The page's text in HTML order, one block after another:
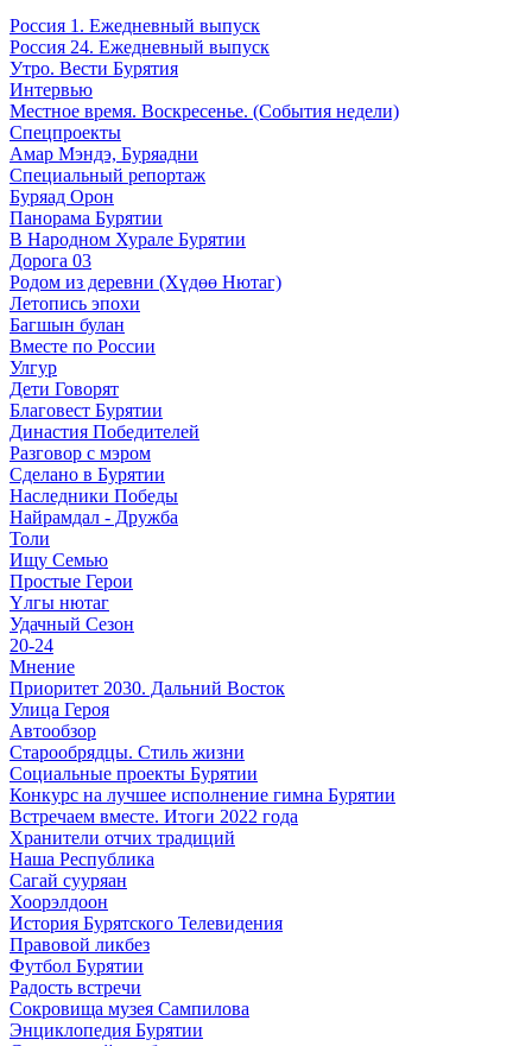
Россия 1. Ежедневный выпуск
Россия 24. Ежедневный выпуск
Утро. Вести Бурятия
Интервью
Местное время. Воскресенье. (События недели)
Спецпроекты
Амар Мэндэ, Буряадни
Специальный репортаж
Буряад Орон
Панорама Бурятии
В Народном Хурале Бурятии
Дорога 03
Родом из деревни (Хүдөө Нютаг)
Летопись эпохи
Багшын булан
Вместе по России
Улгур
Дети Говорят
Благовест Бурятии
Династия Победителей
Разговор с мэром
Сделано в Бурятии
Наследники Победы
Найрамдал - Дружба
Толи
Ищу Cемью
Простые Герои
Үлгы нютаг
Удачный Сезон
20-24
Мнение
Приоритет 2030. Дальний Восток
Улица Героя
Автообзор
Старообрядцы. Cтиль жизни
Социальные проекты Бурятии
Конкурс на лучшее исполнение гимна Бурятии
Встречаем вместе. Итоги 2022 года
Хранители отчих традиций
Наша Республика
Сагай сууряан
Хоорэлдоон
История Бурятского Телевидения
Правовой ликбез
Футбол Бурятии
Радость встречи
Сокровища музея Сампилова
Энциклопедия Бурятии